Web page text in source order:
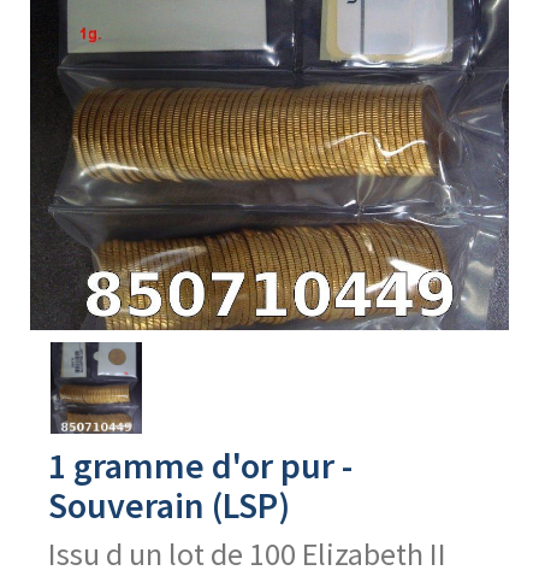
Avers
produit
1 gramme d'or pur -
Souverain (LSP)
Issu d un lot de 100 Elizabeth II